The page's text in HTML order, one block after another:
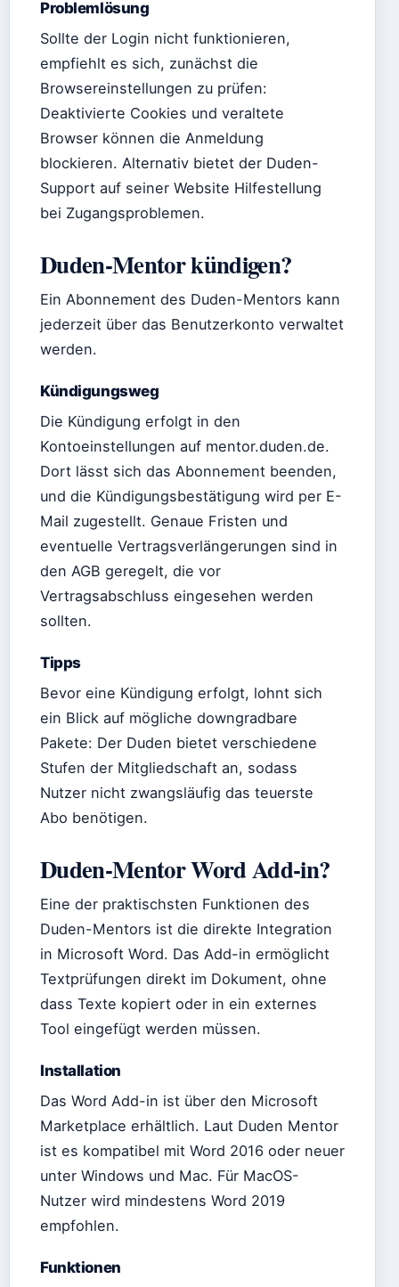
Problemlösung
Sollte der Login nicht funktionieren,
empfiehlt es sich, zunächst die
Browsereinstellungen zu prüfen:
Deaktivierte Cookies und veraltete
Browser können die Anmeldung
blockieren. Alternativ bietet der Duden-
Support auf seiner Website Hilfestellung
bei Zugangsproblemen.
Duden-Mentor kündigen?
Ein Abonnement des Duden-Mentors kann
jederzeit über das Benutzerkonto verwaltet
werden.
Kündigungsweg
Die Kündigung erfolgt in den
Kontoeinstellungen auf mentor.duden.de.
Dort lässt sich das Abonnement beenden,
und die Kündigungsbestätigung wird per E-
Mail zugestellt. Genaue Fristen und
eventuelle Vertragsverlängerungen sind in
den AGB geregelt, die vor
Vertragsabschluss eingesehen werden
sollten.
Tipps
Bevor eine Kündigung erfolgt, lohnt sich
ein Blick auf mögliche downgradbare
Pakete: Der Duden bietet verschiedene
Stufen der Mitgliedschaft an, sodass
Nutzer nicht zwangsläufig das teuerste
Abo benötigen.
Duden-Mentor Word Add-in?
Eine der praktischsten Funktionen des
Duden-Mentors ist die direkte Integration
in Microsoft Word. Das Add-in ermöglicht
Textprüfungen direkt im Dokument, ohne
dass Texte kopiert oder in ein externes
Tool eingefügt werden müssen.
Installation
Das Word Add-in ist über den Microsoft
Marketplace erhältlich. Laut Duden Mentor
ist es kompatibel mit Word 2016 oder neuer
unter Windows und Mac. Für MacOS-
Nutzer wird mindestens Word 2019
empfohlen.
Funktionen